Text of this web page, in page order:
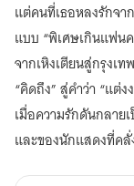
แต่คนที่เธอหลงรักจา
แบบ “พิเศษเกินแฟน
จากเหิงเตียนสู่กรุงเ
“คิดถึง” สู่คำว่า “แต่ง
เมื่อความรักดันกลา